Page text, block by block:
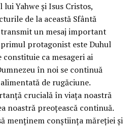
Yahwe și Isus Cristos,
de la această Sfântă
un mesaj important
protagonist este Duhul
constituie ca mesageri ai
în noi se continuă
de rugăciune.
crucială în viața noastră
noastră preoțească continuă.
menținem conștiința măreției și